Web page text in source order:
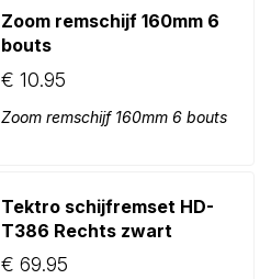
Zoom remschijf 160mm 6
bouts
€ 10.95
Zoom remschijf 160mm 6 bouts
Tektro schijfremset HD-
T386 Rechts zwart
€ 69.95